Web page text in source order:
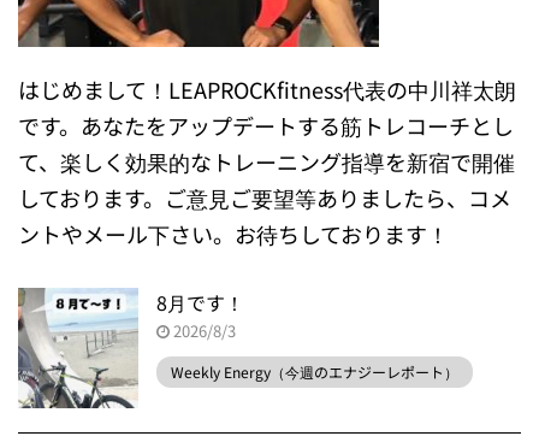
はじめまして！LEAPROCKfitness代表の中川祥太朗
です。あなたをアップデートする筋トレコーチとし
て、楽しく効果的なトレーニング指導を新宿で開催
しております。ご意見ご要望等ありましたら、コメ
ントやメール下さい。お待ちしております！
8月です！
2026/8/3
Weekly Energy（今週のエナジーレポート）